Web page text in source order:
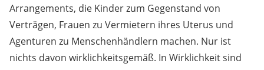
Arrangements, die Kinder zum Gegenstand von
Verträgen, Frauen zu Vermietern ihres Uterus und
Agenturen zu Menschenhändlern machen. Nur ist
nichts davon wirklichkeitsgemäß. In Wirklichkeit sind